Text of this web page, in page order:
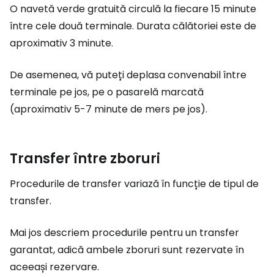
O navetă verde gratuită circulă la fiecare 15 minute
între cele două terminale. Durata călătoriei este de
aproximativ 3 minute.
De asemenea, vă puteți deplasa convenabil între
terminale pe jos, pe o pasarelă marcată
(aproximativ 5-7 minute de mers pe jos).
Transfer între zboruri
Procedurile de transfer variază în funcție de tipul de
transfer.
Mai jos descriem procedurile pentru un transfer
garantat, adică ambele zboruri sunt rezervate în
aceeași rezervare.